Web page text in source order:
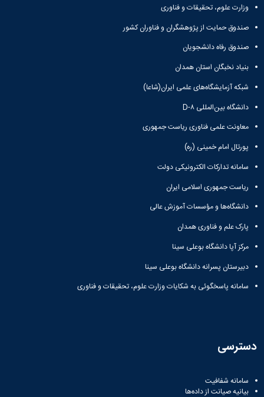
وزارت علوم، تحقیقات و فناوری
صندوق حمایت از پژوهشگران و فناوران کشور
صندوق رفاه دانشجویان
بنیاد نخبگان استان همدان
شبکه آزمایشگاه‌های علمی ایران(شاعا)
دانشگاه بین‌المللی D-۸
معاونت علمی فناوری ریاست جمهوری
پورتال امام خمینی (ره)
سامانه تدارکات الکترونیکی دولت
ریاست جمهوری اسلامی ایران
دانشگاه‌ها و مؤسسات آموزش عالی
پارک علم و فناوری همدان
مرکز آپا دانشگاه بوعلی سینا
دبیرستان پسرانه دانشگاه بوعلی سینا
سامانه پاسخگوئی به شکایات وزارت علوم، تحقیقات و فناوری
دسترسی
سامانه شفافیت
بیانیه صیانت از داده‌ها